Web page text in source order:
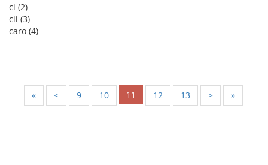
ci (2)
cii (3)
caro (4)
« < 9 10 11 12 13 > »